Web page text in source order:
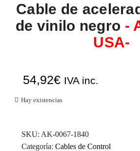
Cable de
de vinilo negro -
USA-
54,92€ IVA inc.
Hay existencias
SKU: AK-0067-1840
Categoría: Cables de Control